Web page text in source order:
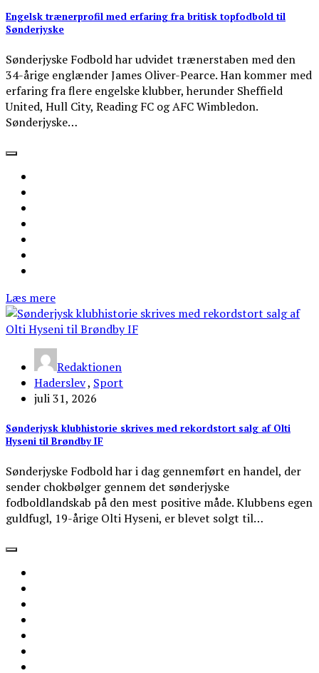
Engelsk trænerprofil med erfaring fra britisk topfodbold til
Sønderjyske
Sønderjyske Fodbold har udvidet trænerstaben med den
34-årige englænder James Oliver-Pearce. Han kommer med
erfaring fra flere engelske klubber, herunder Sheffield
United, Hull City, Reading FC og AFC Wimbledon.
Sønderjyske…
Læs mere
Redaktionen
Haderslev, Sport
juli 31, 2026
Sønderjysk klubhistorie skrives med rekordstort salg af Olti
Hyseni til Brøndby IF
Sønderjyske Fodbold har i dag gennemført en handel, der
sender chokbølger gennem det sønderjyske
fodboldlandskab på den mest positive måde. Klubbens egen
guldfugl, 19-årige Olti Hyseni, er blevet solgt til…